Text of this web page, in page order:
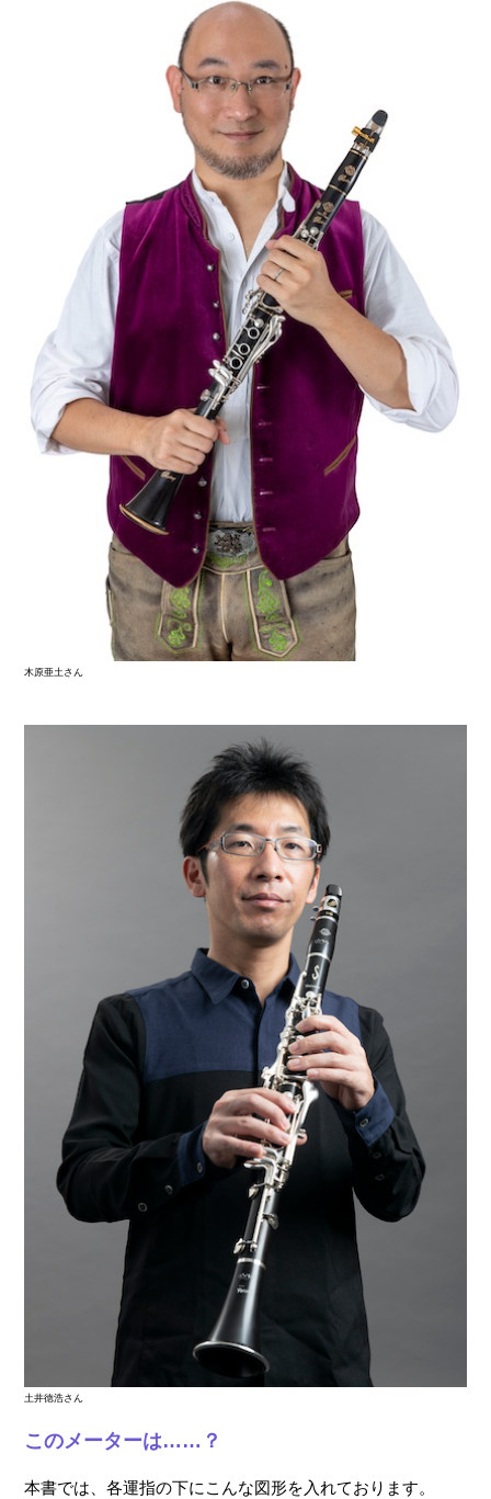
木原亜土さん
土井徳浩さん
このメーターは……？
本書では、各運指の下にこんな図形を入れております。